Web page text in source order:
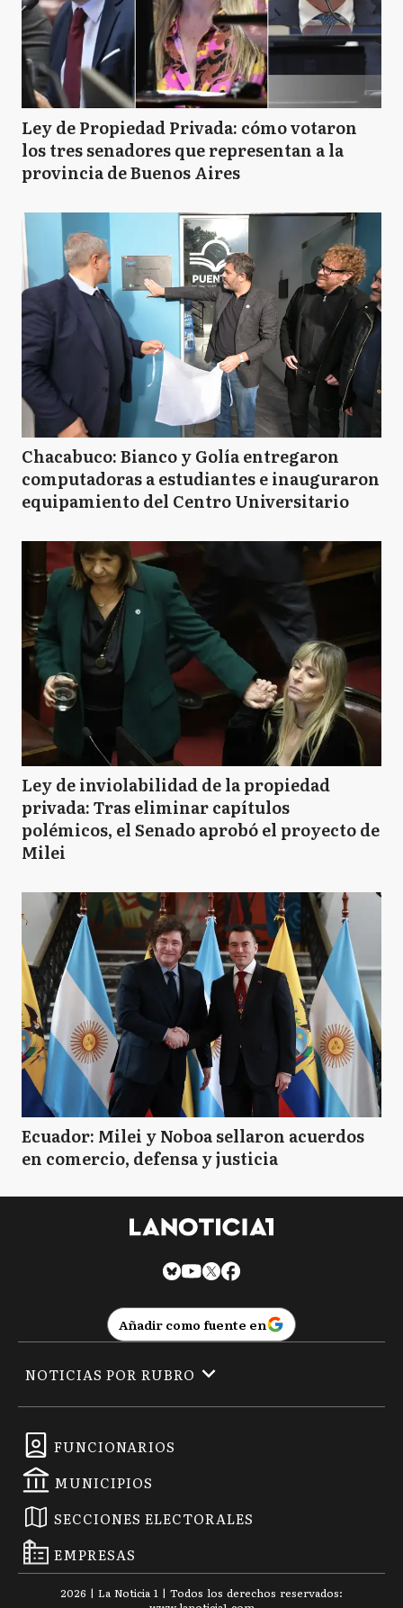
Ley de Propiedad Privada: cómo votaron
los tres senadores que representan a la
provincia de Buenos Aires
Chacabuco: Bianco y Golía entregaron
computadoras a estudiantes e inauguraron
equipamiento del Centro Universitario
Ley de inviolabilidad de la propiedad
privada: Tras eliminar capítulos
polémicos, el Senado aprobó el proyecto de
Milei
Ecuador: Milei y Noboa sellaron acuerdos
en comercio, defensa y justicia
Añadir como fuente en
FUNCIONARIOS
MUNICIPIOS
SECCIONES ELECTORALES
EMPRESAS
NOTICIAS POR RUBRO
2026 | La Noticia 1 | Todos los derechos reservados: